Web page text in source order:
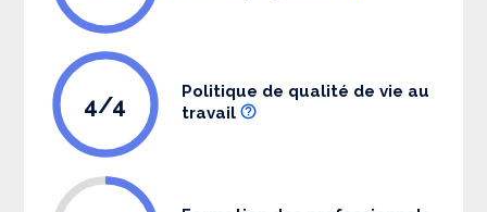
4/4
Politique de qualité de vie au
travail